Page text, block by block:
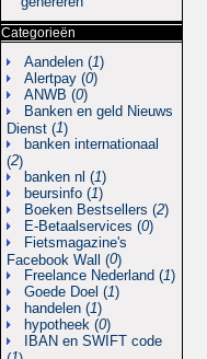
Categorieën
Aandelen (1)
Alertpay (0)
ANWB (0)
Banken en geld Nieuws
Dienst (1)
banken internationaal
(2)
banken nl (1)
beursinfo (1)
Boeken Bestsellers (2)
E-Betaalservices (0)
Fietsmagazine's
Facebook Wall (0)
Freelance Nederland (1)
Goede Doel (1)
handelen (1)
hypotheek (0)
IBAN en SWIFT code